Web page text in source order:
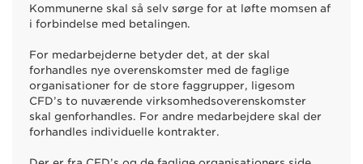
Kommunerne skal så selv sørge for at løfte momsen af
i forbindelse med betalingen.
For medarbejderne betyder det, at der skal
forhandles nye overenskomster med de faglige
organisationer for de store faggrupper, ligesom
CFD’s to nuværende virksomhedsoverenskomster
skal genforhandles. For andre medarbejdere skal der
forhandles individuelle kontrakter.